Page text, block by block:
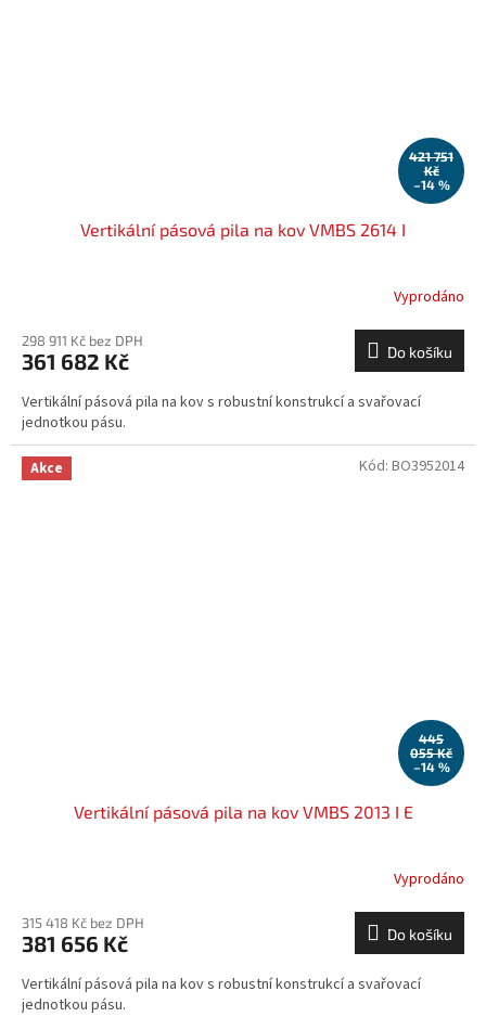
421 751
Kč
–14 %
Vertikální pásová pila na kov VMBS 2614 I
Vyprodáno
298 911 Kč bez DPH
361 682 Kč Do košíku
Vertikální pásová pila na kov s robustní konstrukcí a svařovací
jednotkou pásu.
Akce
445
055 Kč
–14 %
Vertikální pásová pila na kov VMBS 2013 I E
Vyprodáno
315 418 Kč bez DPH
381 656 Kč Do košíku
Vertikální pásová pila na kov s robustní konstrukcí a svařovací
jednotkou pásu.
Kód: BO3952014